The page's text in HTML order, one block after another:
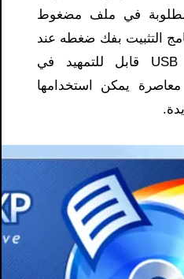
في ملف مضغوط
التثبيت بفك ضغطه عند
إدخال محرك أقراص USB قابل للتمهيد في
معاصرة يمكن استخدامها